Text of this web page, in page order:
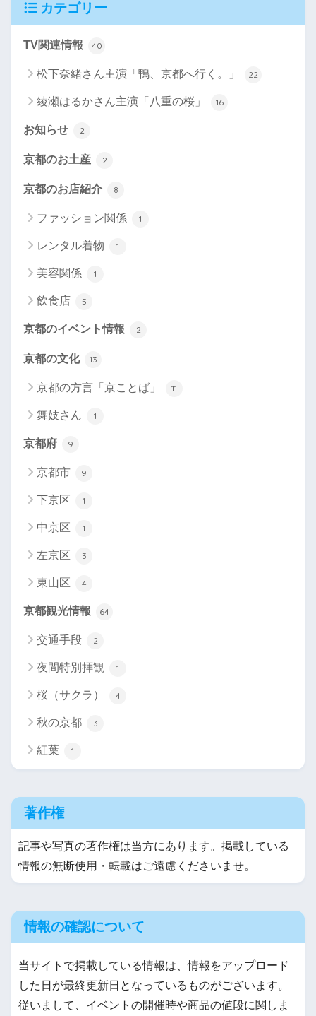
カテゴリー
TV関連情報 40
松下奈緒さん主演「鴨、京都へ行く。」 22
綾瀬はるかさん主演「八重の桜」 16
お知らせ 2
京都のお土産 2
京都のお店紹介 8
ファッション関係 1
レンタル着物 1
美容関係 1
飲食店 5
京都のイベント情報 2
京都の文化 13
京都の方言「京ことば」 11
舞妓さん 1
京都府 9
京都市 9
下京区 1
中京区 1
左京区 3
東山区 4
京都観光情報 64
交通手段 2
夜間特別拝観 1
桜（サクラ） 4
秋の京都 3
紅葉 1
著作権
記事や写真の著作権は当方にあります。掲載している
情報の無断使用・転載はご遠慮くださいませ。
情報の確認について
当サイトで掲載している情報は、情報をアップロード
した日が最終更新日となっているものがございます。
従いまして、イベントの開催時や商品の値段に関しま